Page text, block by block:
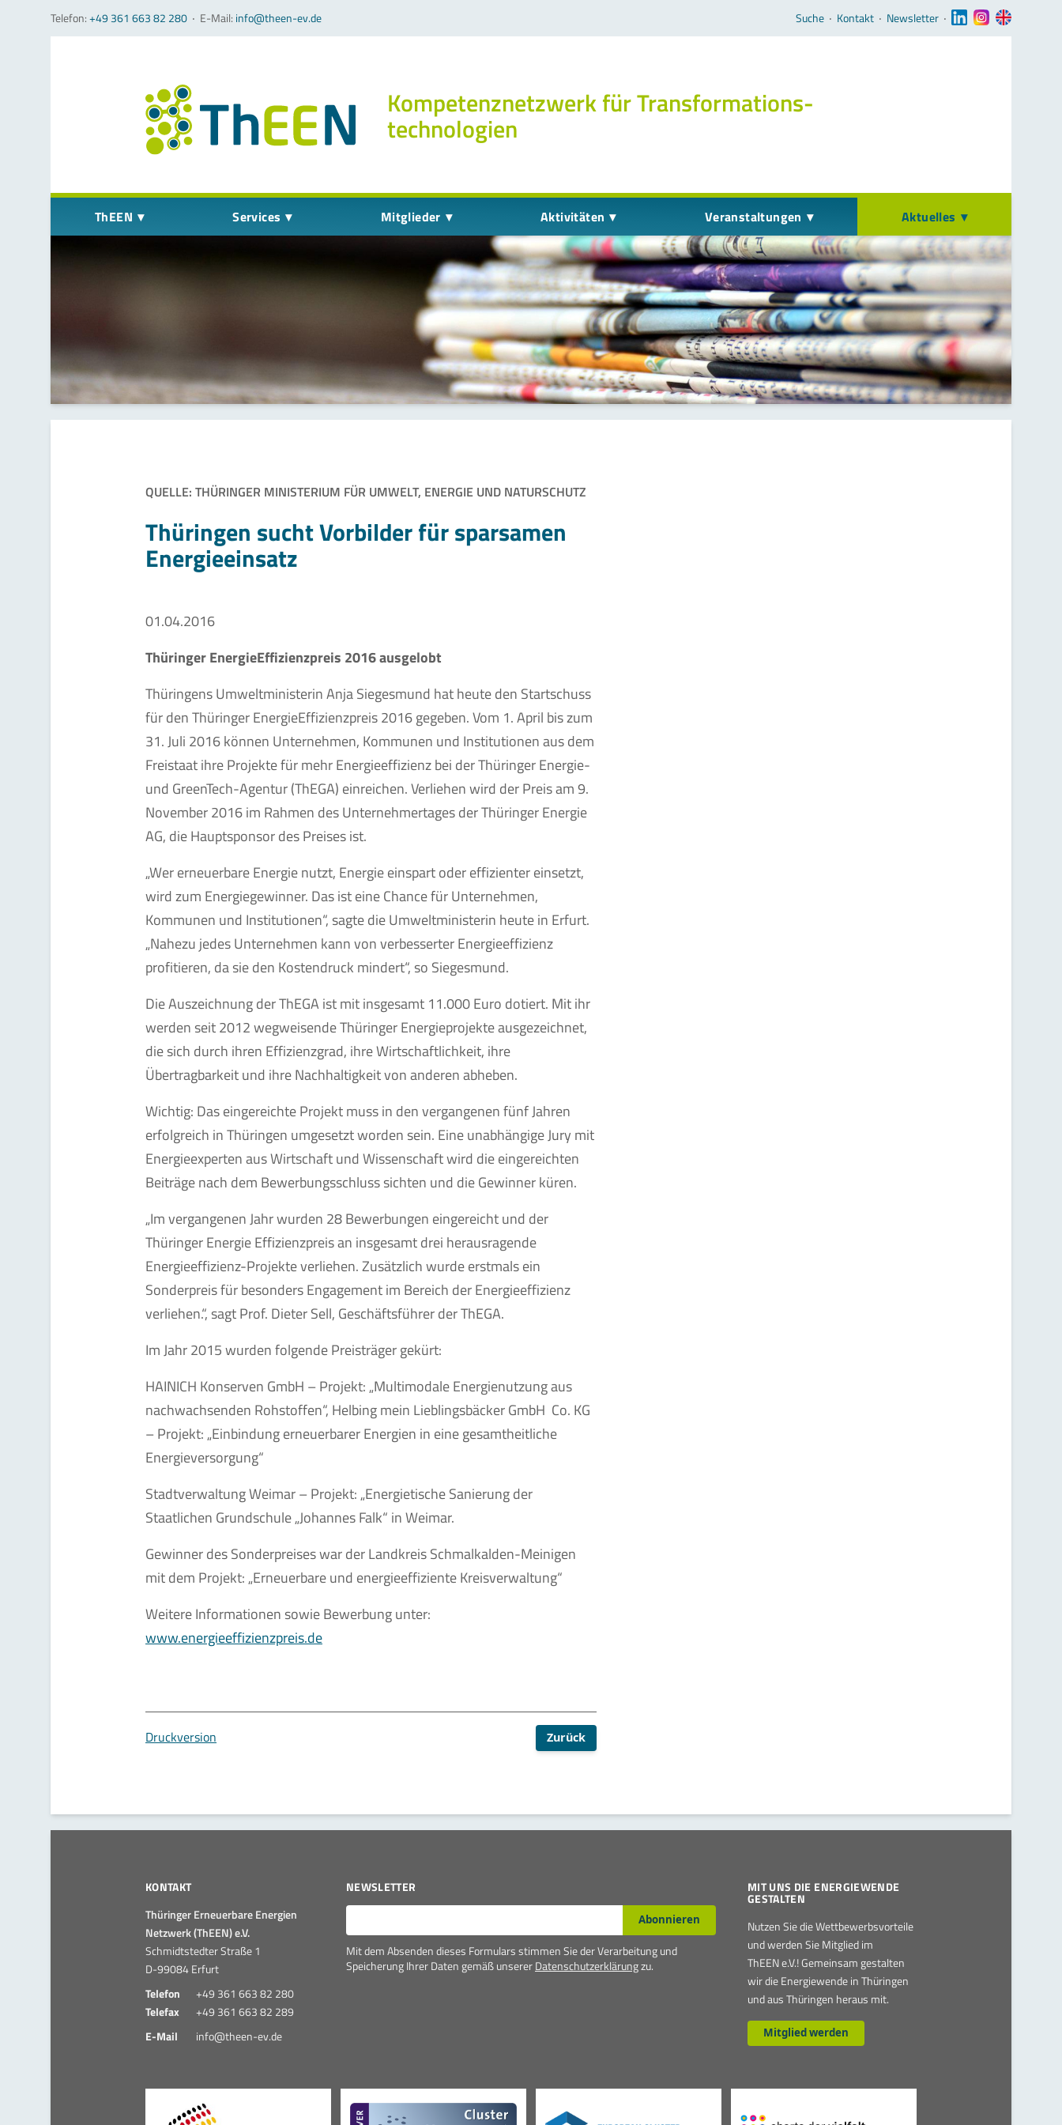
Telefon:+49 361 663 82 280 ‧ E-Mail: info@theen-ev.de Navigation überspringen
Suche ‧ Kontakt ‧ Newsletter ‧
Kompetenz­netzwerk für Transformations­
technologien
Navigation überspringen
ThEEN Services Mitglieder Aktivitäten Veranstaltungen Aktuelles
QUELLE: THÜRINGER MINISTERIUM FÜR UMWELT, ENERGIE UND NATURSCHUTZ
Thüringen sucht Vorbilder für sparsamen
Energieeinsatz
01.04.2016
Thüringer EnergieEffizienzpreis 2016 ausgelobt
Thüringens Umweltministerin Anja Siegesmund hat heute den Startschuss
für den Thüringer EnergieEffizienzpreis 2016 gegeben. Vom 1. April bis zum
31. Juli 2016 können Unternehmen, Kommunen und Institutionen aus dem
Freistaat ihre Projekte für mehr Energieeffizienz bei der Thüringer Energie-
und GreenTech-Agentur (ThEGA) einreichen. Verliehen wird der Preis am 9.
November 2016 im Rahmen des Unternehmertages der Thüringer Energie
AG, die Hauptsponsor des Preises ist.
„Wer erneuerbare Energie nutzt, Energie einspart oder effizienter einsetzt,
wird zum Energiegewinner. Das ist eine Chance für Unternehmen,
Kommunen und Institutionen“, sagte die Umweltministerin heute in Erfurt.
„Nahezu jedes Unternehmen kann von verbesserter Energieeffizienz
profitieren, da sie den Kostendruck mindert“, so Siegesmund.
Die Auszeichnung der ThEGA ist mit insgesamt 11.000 Euro dotiert. Mit ihr
werden seit 2012 wegweisende Thüringer Energieprojekte ausgezeichnet,
die sich durch ihren Effizienzgrad, ihre Wirtschaftlichkeit, ihre
Übertragbarkeit und ihre Nachhaltigkeit von anderen abheben.
Wichtig: Das eingereichte Projekt muss in den vergangenen fünf Jahren
erfolgreich in Thüringen umgesetzt worden sein. Eine unabhängige Jury mit
Energieexperten aus Wirtschaft und Wissenschaft wird die eingereichten
Beiträge nach dem Bewerbungsschluss sichten und die Gewinner küren.
„Im vergangenen Jahr wurden 28 Bewerbungen eingereicht und der
Thüringer Energie Effizienzpreis an insgesamt drei herausragende
Energieeffizienz-Projekte verliehen. Zusätzlich wurde erstmals ein
Sonderpreis für besonders Engagement im Bereich der Energieeffizienz
verliehen.“, sagt Prof. Dieter Sell, Geschäftsführer der ThEGA.
Im Jahr 2015 wurden folgende Preisträger gekürt:
HAINICH Konserven GmbH – Projekt: „Multimodale Energienutzung aus
nachwachsenden Rohstoffen“, Helbing mein Lieblingsbäcker GmbH Co. KG
– Projekt: „Einbindung erneuerbarer Energien in eine gesamtheitliche
Energieversorgung“
Stadtverwaltung Weimar – Projekt: „Energietische Sanierung der
Staatlichen Grundschule „Johannes Falk“ in Weimar.
Gewinner des Sonderpreises war der Landkreis Schmalkalden-Meinigen
mit dem Projekt: „Erneuerbare und energieeffiziente Kreisverwaltung“
Weitere Informationen sowie Bewerbung unter:
www.energieeffizienzpreis.de
Druckversion Zurück
KONTAKT
Thüringer Erneuerbare Energien
Netzwerk (ThEEN) e.V.
Schmidtstedter Straße 1
D-99084 Erfurt
Telefon
+49 361 663 82 280
Telefax
+49 361 663 82 289
E-Mail
info@theen-ev.de
NEWSLETTER
E-Mail* Abonnieren
Mit dem Absenden dieses Formulars stimmen Sie der Verarbeitung und
Speicherung Ihrer Daten gemäß unsererDatenschutzerklärungzu.
MIT UNS DIE ENERGIEWENDE
GESTALTEN
Nutzen Sie die Wettbewerbsvorteile
und werden Sie Mitglied im
ThEEN e.V.! Gemeinsam gestalten
wir die Energiewende in Thüringen
und aus Thüringen heraus mit.
Mitglied werden